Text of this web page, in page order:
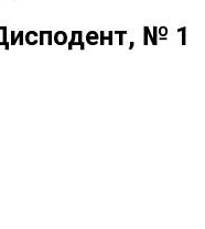
№ 1